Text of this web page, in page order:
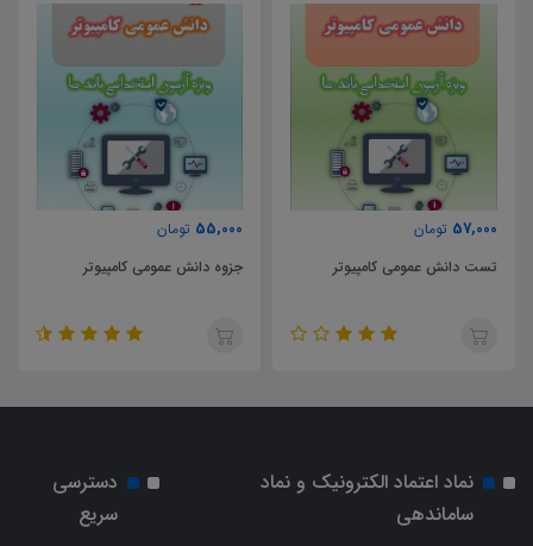
55,000 تومان
جزوه دانش عمومی کامپیوتر
57,000 تومان
تست طراحی معماری
نماد اعتماد الکترونیک و نماد
ساماندهی
دسترسی
سریع